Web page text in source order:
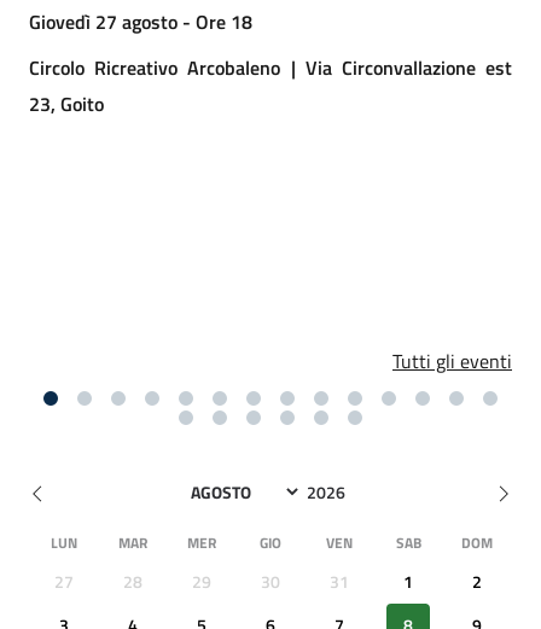
Giovedì 27 agosto - Ore 18
Circolo Ricreativo Arcobaleno | Via Circonvallazione est
23, Goito
Tutti gli eventi
LUN MAR MER GIO VEN SAB DOM
27 28 29 30 31 1
2